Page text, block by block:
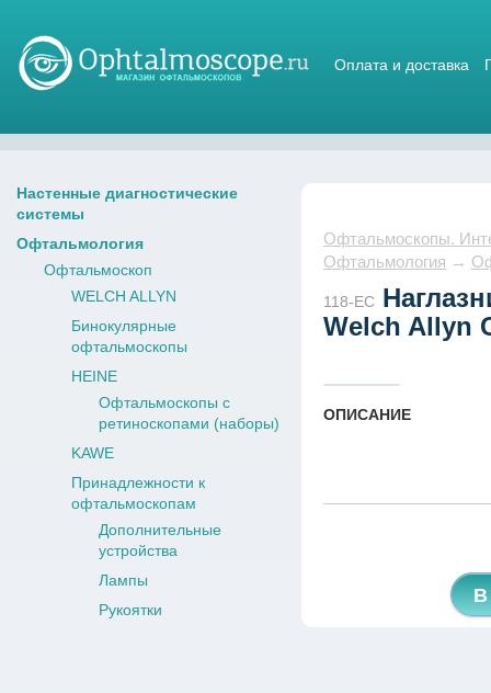
Оплата и доставка
Настенные диагностические
системы
Офтальмология
Офтальмоскоп
WELCH ALLYN
Бинокулярные
офтальмоскопы
HEINE
Офтальмоскопы с
ретиноскопами (наборы)
KAWE
Принадлежности к
офтальмоскопам
Дополнительные
устройства
Лампы
Рукоятки
Офтальмоскопы.
Офтальмология →
118-EC
Welch Allyn
ОПИСАНИЕ
В